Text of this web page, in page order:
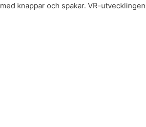
med knappar och spakar. VR-